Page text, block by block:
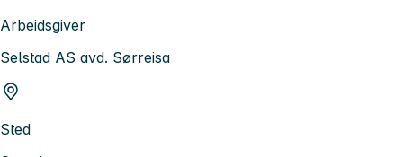
Arbeidsgiver
Selstad AS avd. Sørreisa
Sted